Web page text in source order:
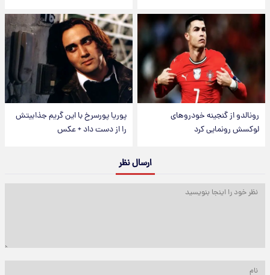
رونالدو از گنجینه خودروهای
لوکسش رونمایی کرد
پوریا پورسرخ با این گریم جذابیتش
را از دست داد + عکس
ارسال نظر